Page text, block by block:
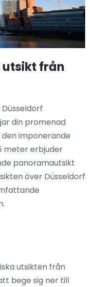
från
din promenad
imponerande
meter erbjuder
panoramautsikt
över Düsseldorf
utsikten från
bege sig ner till